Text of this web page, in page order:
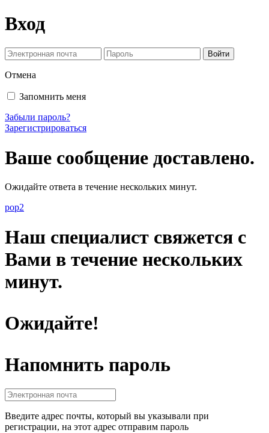
Вход
Отмена
Запомнить меня
Забыли пароль?
Зарегистрироваться
Ваше сообщение доставлено.
Ожидайте ответа в течение нескольких минут.
pop2
Наш специалист свяжется с
Вами в течение нескольких
минут.
Ожидайте!
Напомнить пароль
Введите адрес почты, который вы указывали при
регистрации, на этот адрес отправим пароль